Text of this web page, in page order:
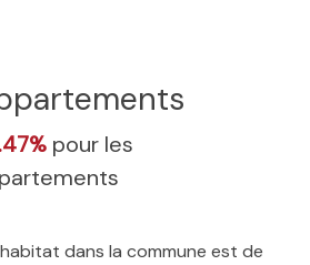
pour les
dans la commune est de